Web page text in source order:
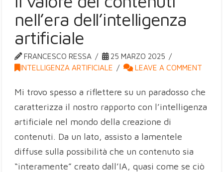
nell’era dell’intelligenza
artificiale
FRANCESCO RESSA
25 MARZO 2025
INTELLIGENZA ARTIFICIALE
LEAVE A COMMENT
Mi trovo spesso a riflettere su un paradosso che
caratterizza il nostro rapporto con l’intelligenza
artificiale nel mondo della creazione di
contenuti. Da un lato, assisto a lamentele
diffuse sulla possibilità che un contenuto sia
“interamente” creato dall’IA, quasi come se ciò